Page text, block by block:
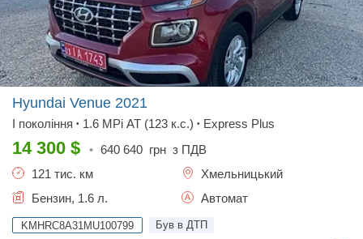
Hyundai Venue 2021
I покоління • 1.6 MPi AT (123 к.с.) • Express Plus
14 300 $ • 640 640 грн з ПДВ
121 тис. км
Хмельницький
Бензин, 1.6 л.
Автомат
KMHRC8A31MU100799 Був в ДТП